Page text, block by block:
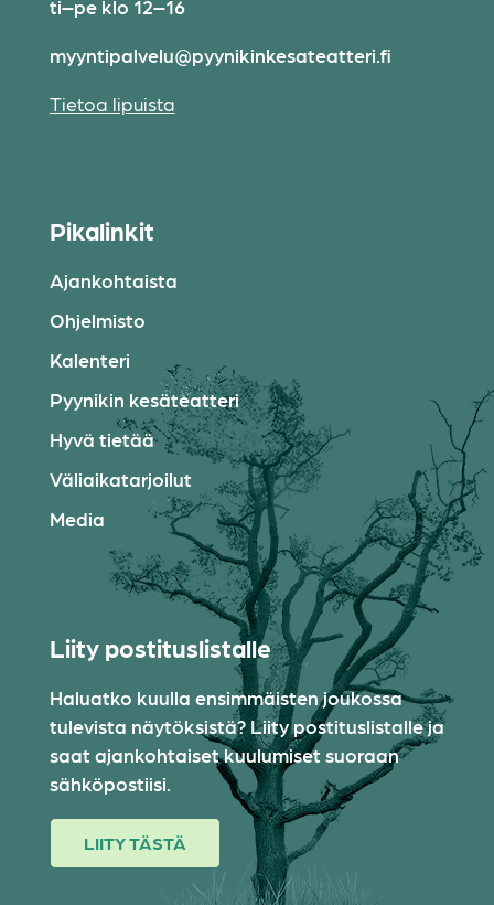
ti–pe klo 12–16
myyntipalvelu@pyynikinkesateatteri.fi
Tietoa lipuista
Pikalinkit
Ajankohtaista
Ohjelmisto
Kalenteri
Pyynikin kesäteatteri
Hyvä tietää
Väliaikatarjoilut
Media
Liity postituslistalle
Haluatko kuulla ensimmäisten joukossa
tulevista näytöksistä? Liity postituslistalle ja
saat ajankohtaiset kuulumiset suoraan
sähköpostiisi.
LIITY TÄSTÄ